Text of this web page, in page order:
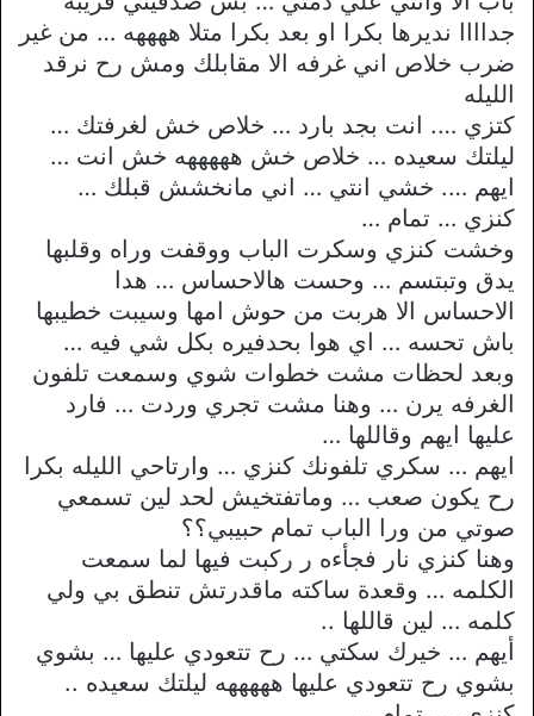
جداااا نديرها بكرا او بعد بكرا متلا ههههه … من غير
ضرب خلاص اني غرفه الا مقابلك ومش رح نرقد
الليله
كتزي …. انت بجد بارد … خلاص خش لغرفتك …
ليلتك سعيده … خلاص خش هههههه خش انت …
ايهم …. خشي انتي … اني مانخشش قبلك …
كنزي … تمام …
وخشت كنزي وسكرت الباب ووقفت وراه وقلبها
يدق وتبتسم … وحست هالاحساس … هدا
الاحساس الا هربت من حوش امها وسيبت خطيبها
باش تحسه … اي هوا بحدفيره بكل شي فيه …
وبعد لحظات مشت خطوات شوي وسمعت تلفون
الغرفه يرن … وهنا مشت تجري وردت … فارد
عليها ايهم وقاللها …
ايهم … سكري تلفونك كنزي … وارتاحي الليله بكرا
رح يكون صعب … وماتفتخيش لحد لين تسمعي
صوتي من ورا الباب تمام حبيبي؟؟
وهنا كنزي نار فجأءه ر ركبت فيها لما سمعت
الكلمه … وقعدة ساكته ماقدرتش تنطق بي ولي
كلمه … لين قاللها ..
أيهم … خيرك سكتي … رح تتعودي عليها … بشوي
بشوي رح تتعودي عليها هههههه ليلتك سعيده ..